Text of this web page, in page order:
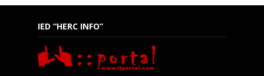
IED “HERC INFO”